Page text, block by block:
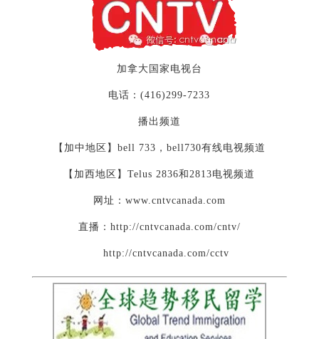
加拿大国家电视台
电话：(416)299-7233
播出频道
【加中地区】bell 733，bell730有线电视频道
【加西地区】Telus 2836和2813电视频道
网址：www.cntvcanada.com
直播：http://cntvcanada.com/cntv/
http://cntvcanada.com/cctv